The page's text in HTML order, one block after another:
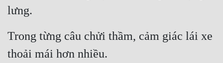
Kỳ Ảo
Làm Giàu
lưng.
Trong từng câu chửi thầm, cảm giác lái xe
thoải mái hơn nhiều.